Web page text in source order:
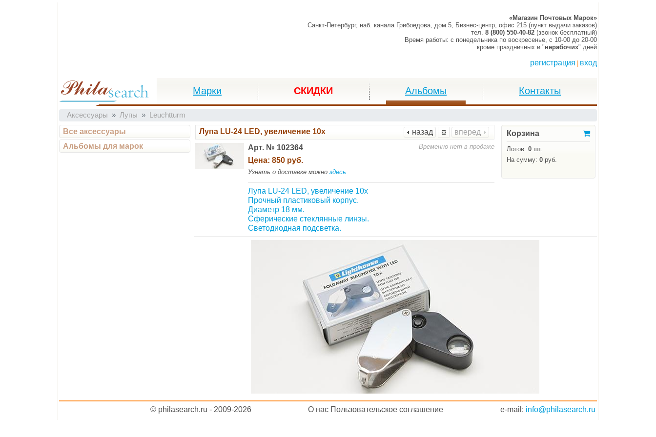
«Магазин Почтовых Марок»
Санкт-Петербург, наб. канала Грибоедова, дом 5, Бизнес-центр, офис 215 (пункт выдачи заказов)
тел. 8 (800) 550-40-82 (звонок бесплатный)
Время работы: c понедельника по воскресенье, c 10-00 до 20-00
кроме праздничных и "нерабочих" дней
регистрация вход
Марки СКИДКИ Альбомы Контакты
Аксессуары Лупы Leuchtturm
Все аксессуары
Альбомы для марок
Корзина
Лотов:0 шт.
На сумму:0 руб.
назад вперед
Лупа LU-24 LED, увеличение 10х
Арт. № 102364
Цена: 850 руб.
Узнать о доставке можно здесь
Временно нет в продаже
Лупа LU-24 LED, увеличение 10х
Прочный пластиковый корпус.
Диаметр 18 мм.
Сферические стеклянные линзы.
Светодиодная подсветка.
© philasearch.ru - 2009-2026 e-mail: info@philasearch.ru
О нас Пользовательское соглашение